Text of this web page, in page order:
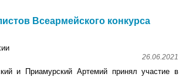
Всеармейского конкурса
26.06.2021
и Приамурский Артемий принял участие в